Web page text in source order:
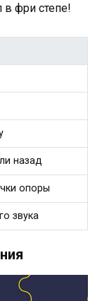
в фри степе!
назад
опоры
звука